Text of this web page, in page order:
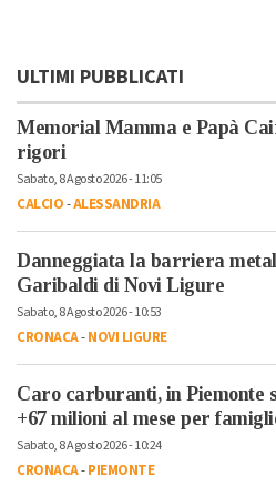
ULTIMI PUBBLICATI
Memorial Mamma e Papà
rigori
Sabato, 8 Agosto 2026 - 11:05
CALCIO-ALESSANDRIA
Danneggiata la barriera
Garibaldi di Novi Ligure
Sabato, 8 Agosto 2026 - 10:53
CRONACA-NOVI LIGURE
Caro carburanti, in Piemonte
+67 milioni al mese per
Sabato, 8 Agosto 2026 - 10:24
CRONACA-PIEMONTE